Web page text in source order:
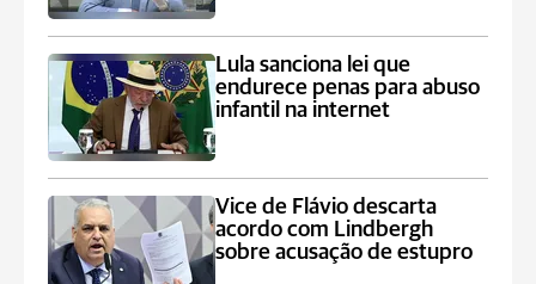
Lula sanciona lei que
endurece penas para abuso
infantil na internet
Vice de Flávio descarta
acordo com Lindbergh
sobre acusação de estupro